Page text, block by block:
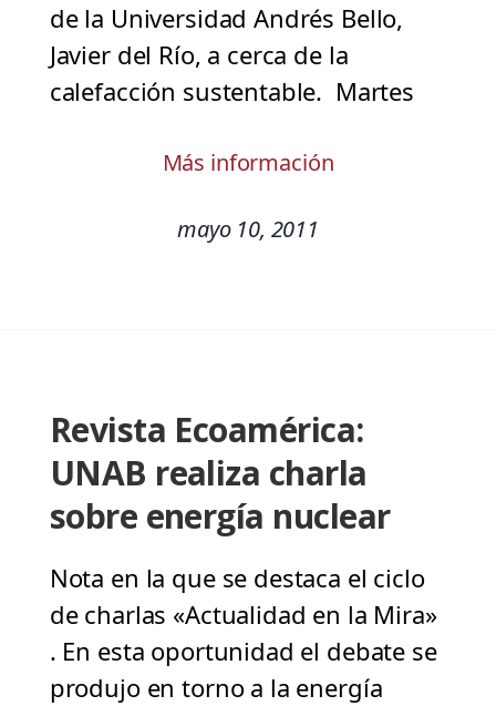
de la Universidad Andrés Bello,
Javier del Río, a cerca de la
calefacción sustentable. Martes
Más información
mayo 10, 2011
Revista Ecoamérica:
UNAB realiza charla
sobre energía nuclear
Nota en la que se destaca el ciclo
de charlas «Actualidad en la Mira»
. En esta oportunidad el debate se
produjo en torno a la energía